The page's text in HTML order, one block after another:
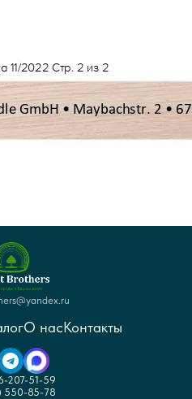
О насКонтакты
207-51-59
550-85-78